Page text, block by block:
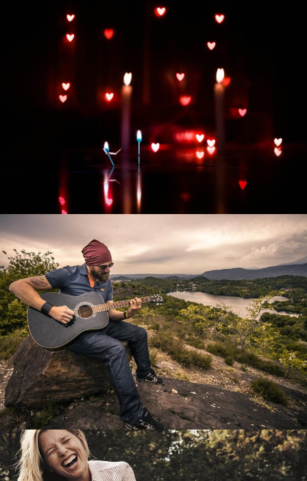
Развитие интернет-магазина "Всё для
праздника"
Смотреть проект
Перевод интернет-магазина
Guitaramania.ru на 1С-Битрикс
Смотреть проект